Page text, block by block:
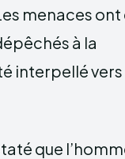
menaces ont
à la
interpellé vers
que